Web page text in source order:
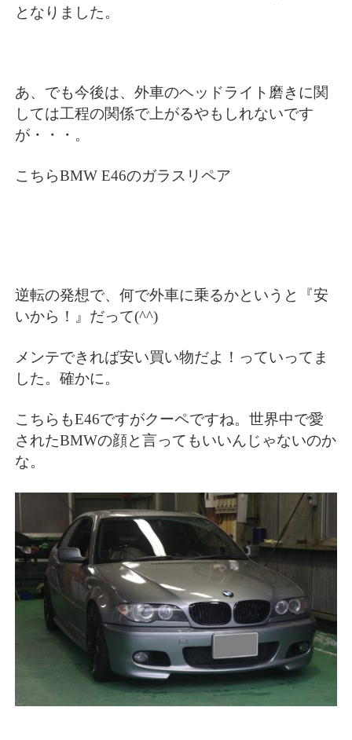
となりました。
あ、でも今後は、外車のヘッドライト磨きに関
しては工程の関係で上がるやもしれないです
が・・・。
こちらBMW E46のガラスリペア
逆転の発想で、何で外車に乗るかというと『安
いから！』だって(^^)
メンテできれば安い買い物だよ！っていってま
した。確かに。
こちらもE46ですがクーペですね。世界中で愛
されたBMWの顔と言ってもいいんじゃないのか
な。